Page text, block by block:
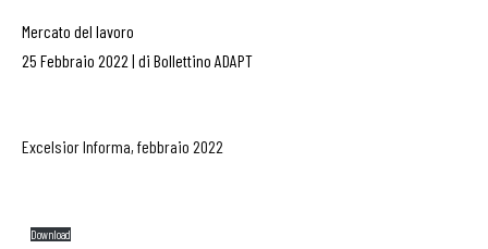
Mercato del lavoro
25 Febbraio 2022 | di Bollettino ADAPT
Excelsior Informa, febbraio 2022
Download